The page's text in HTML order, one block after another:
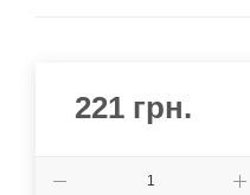
221 грн.